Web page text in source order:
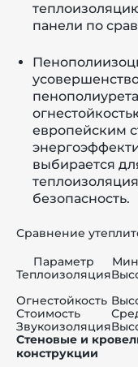
панели по
европейским
выбирается
безопасность.
Сравнение
Параметр
Теплоизоляция
Огнестойкость
Стоимость
Звукоизоляция
Стеновые и
конструкции